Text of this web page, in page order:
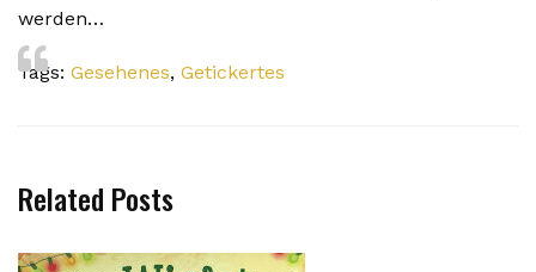
werden…
Tags: Gesehenes, Getickertes
Related Posts